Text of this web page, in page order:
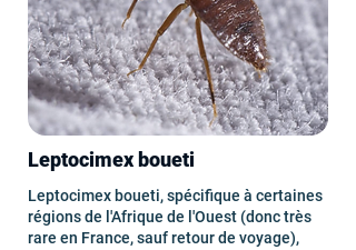
Leptocimex boueti
Leptocimex boueti, spécifique à certaines
régions de l'Afrique de l'Ouest (donc très
rare en France, sauf retour de voyage),